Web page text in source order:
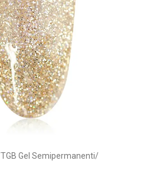
TGB Gel Semipermanenti